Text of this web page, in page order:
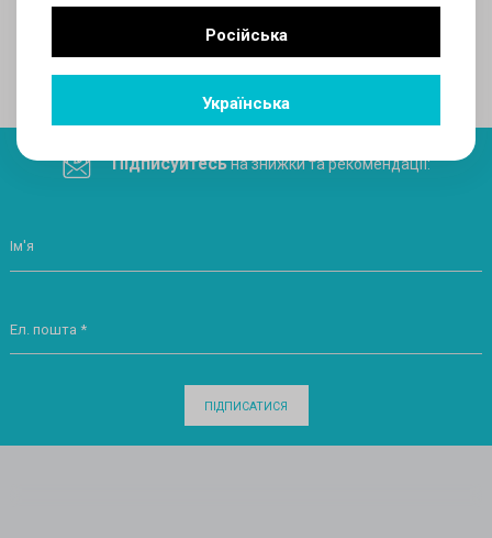
Російська
Українська
Поділитеся посиланням у соціальних мережах
Підписуйтесьна знижки та рекомендації:
Ім'я
Ел. пошта *
ПІДПИСАТИСЯ